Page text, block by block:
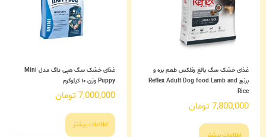
غذای خشک سگ بالغ رفلکس طعم بره و
برنج Reflex Adult Dog food Lamb and
Rice
7,800,000 تومان
غذای خشک سگ هپی داگ مدل Mini
Puppy وزن ۱۰ کیلوگرم
7,000,000 تومان
اطلاعات بیشتر